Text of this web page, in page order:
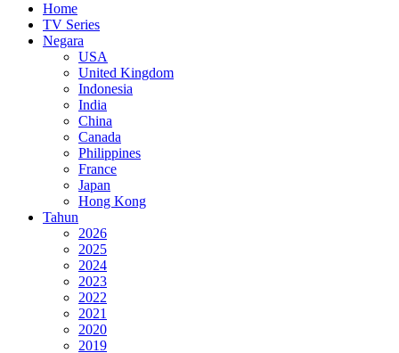
Home
TV Series
Negara
USA
United Kingdom
Indonesia
India
China
Canada
Philippines
France
Japan
Hong Kong
Tahun
2026
2025
2024
2023
2022
2021
2020
2019